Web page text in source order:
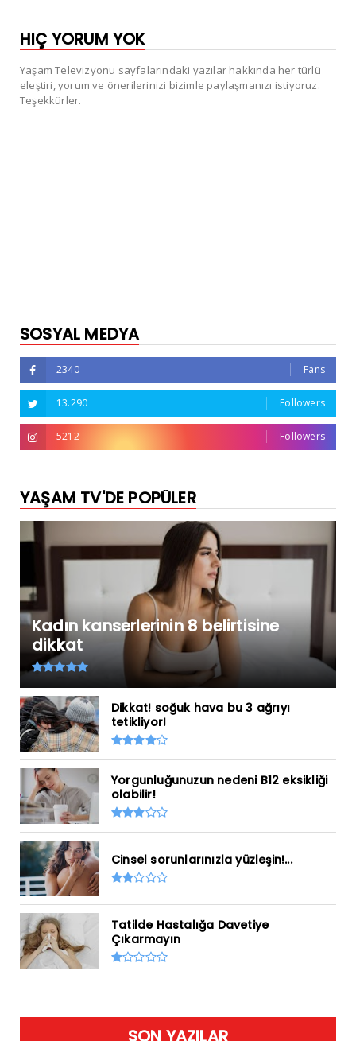
HIÇ YORUM YOK
Yaşam Televizyonu sayfalarındaki yazılar hakkında her türlü
eleştiri, yorum ve önerilerinizi bizimle paylaşmanızı istiyoruz.
Teşekkürler.
SOSYAL MEDYA
2340 Fans
13.290 Followers
5212 Followers
YAŞAM TV'DE POPÜLER
Kadın kanserlerinin 8 belirtisine
dikkat
Dikkat! soğuk hava bu 3 ağrıyı
tetikliyor!
Yorgunluğunuzun nedeni B12 eksikliği
olabilir!
Cinsel sorunlarınızla yüzleşin!...
Tatilde Hastalığa Davetiye
Çıkarmayın
SON YAZILAR